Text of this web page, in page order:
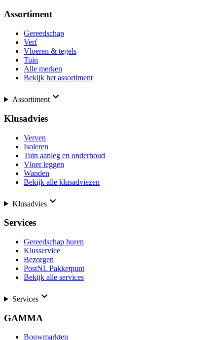
Assortiment
Gereedschap
Verf
Vloeren & tegels
Tuin
Alle merken
Bekijk het assortiment
Assortiment
Klusadvies
Verven
Isoleren
Tuin aanleg en onderhoud
Vloer leggen
Wanden
Bekijk alle klusadviezen
Klusadvies
Services
Gereedschap huren
Klusservice
Bezorgen
PostNL Pakketpunt
Bekijk alle services
Services
GAMMA
Bouwmarkten